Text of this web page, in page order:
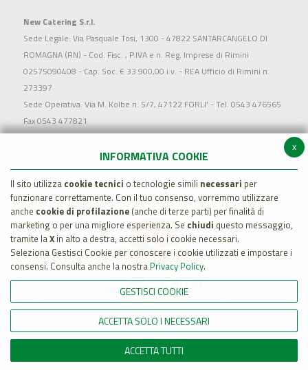
New Catering S.r.l.
Sede Legale: Via Pasquale Tosi, 1300 - 47822 SANTARCANGELO DI
ROMAGNA (RN) - Cod. Fisc. , P.IVA e n. Reg. Imprese di Rimini
02575090408 - Cap. Soc. € 33.900,00 i.v. - REA Ufficio di Rimini n.
273397
Sede Operativa: Via M. Kolbe n. 5/7, 47122 FORLI' - Tel. 0543 476565
Fax 0543 477821
Società soggetta all'attività di direzione e coordinamento di MARR
Dati Societari Whistleblowing policy
Legal Disclaimer
Cookie Policy Privacy
x
INFORMATIVA COOKIE
Il sito utilizza cookie tecnici o tecnologie simili necessari per
funzionare correttamente. Con il tuo consenso, vorremmo utilizzare
anche cookie di profilazione (anche di terze parti) per finalità di
marketing o per una migliore esperienza. Se chiudi questo messaggio,
tramite laX in alto a destra, accetti solo i cookie necessari.
Seleziona Gestisci Cookie per conoscere i cookie utilizzati e impostare i
consensi. Consulta anche la nostra Privacy Policy.
GESTISCI COOKIE
ACCETTA SOLO I NECESSARI
ACCETTA TUTTI